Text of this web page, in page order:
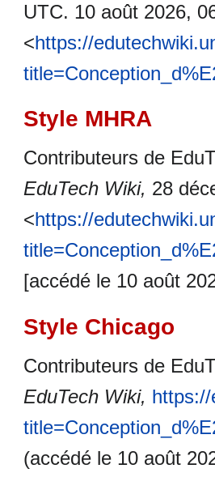
UTC. 10 août 2026,
<https://
Style MHRA
Contributeurs de
EduTech Wiki, 28
<https://
[accédé le 10 août
Style Chicago
Contributeurs de
EduTech Wiki,
(accédé le 10 août